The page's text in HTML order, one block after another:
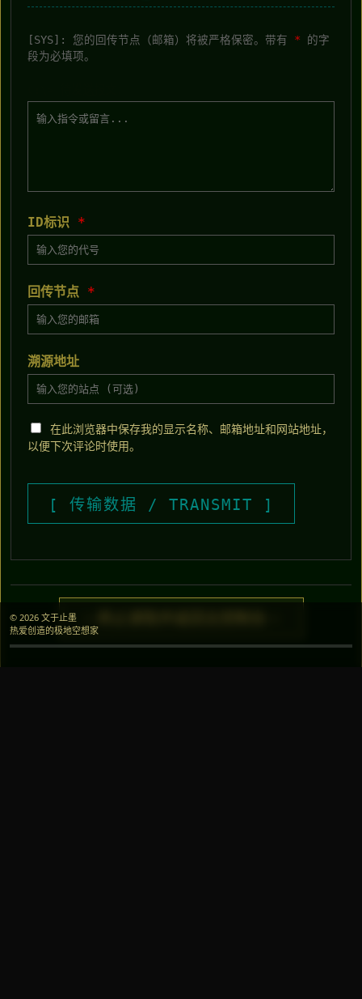
[SYS]: 您的回传节点（邮箱）将被严格保密。带有 * 的字
段为必填项。
ID标识 *
回传节点 *
溯源地址
在此浏览器中保存我的显示名称、邮箱地址和网站地址，
以便下次评论时使用。
© 2026 文于止墨
热爱创造的极地空想家